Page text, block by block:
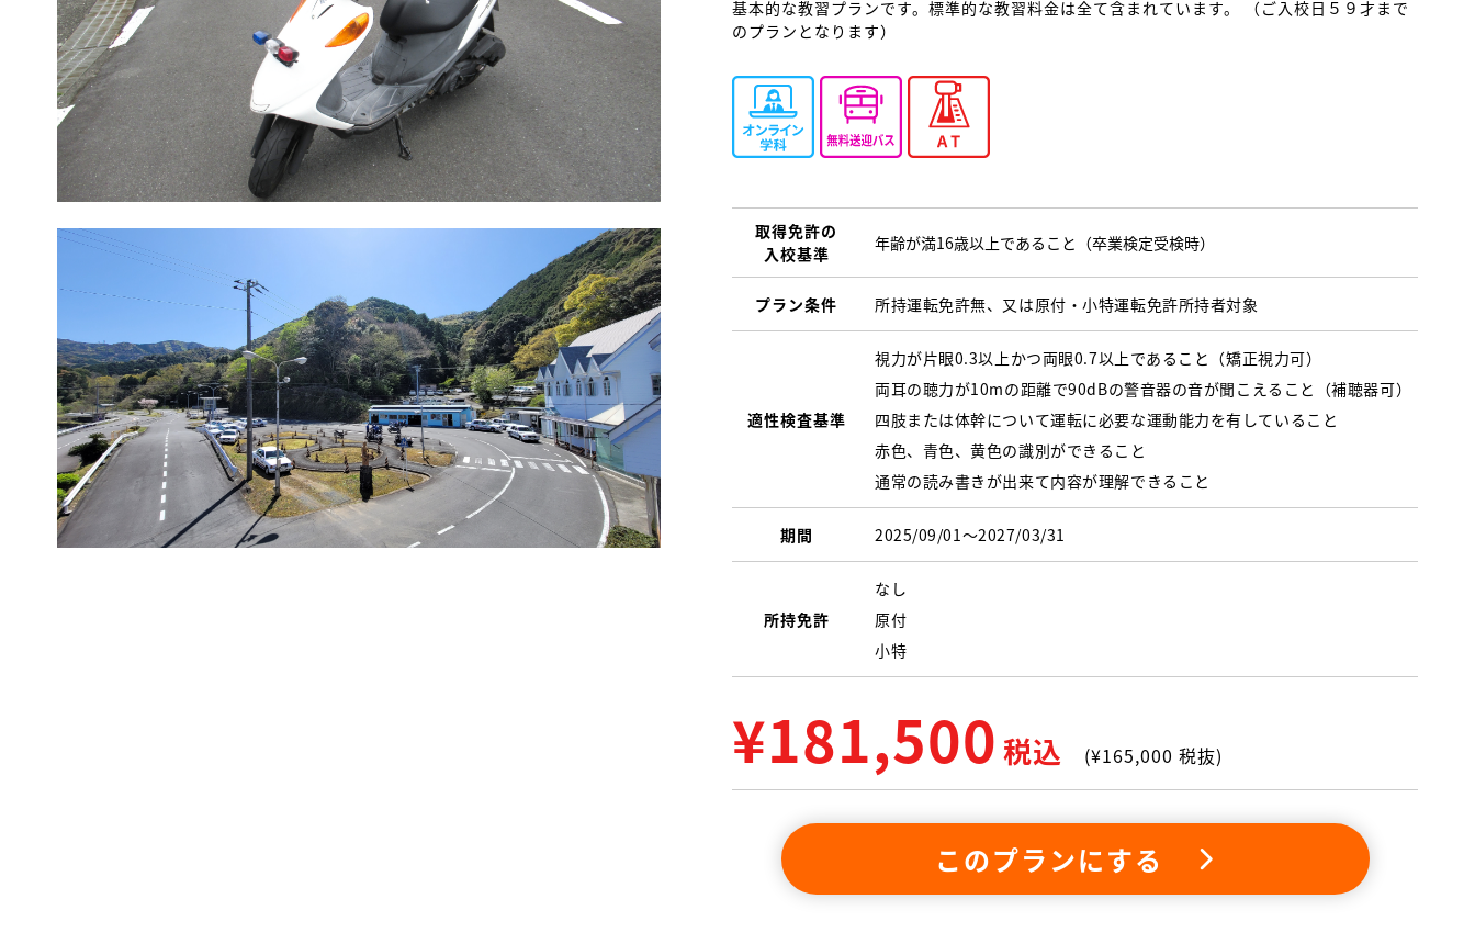
基本的な教習プランです。標準的な教習料金は全て含まれています。 （ご入校日５９才まで
のプランとなります）
取得免許の
入校基準
年齢が満16歳以上であること （卒業検定受検時）
プラン条件 所持運転免許無、又は原付・小特運転免許所持者対象
適性検査基準
視力が片眼0.3以上かつ両眼0.7以上であること （矯正視力可）
両耳の聴力が10mの距離で90dBの警音器の音が聞こえること（補聴器可）
四肢または体幹について運転に必要な運動能力を有していること
赤色、青色、黄色の識別ができること
通常の読み書きが出来て内容が理解できること
期間 2025/09/01〜2027/03/31
所持免許
なし
原付
小特
¥181,500 税込 (¥165,000 税抜)
このプランにする